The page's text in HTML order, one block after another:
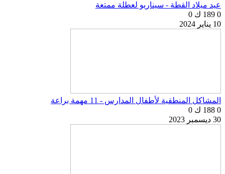
عيد ميلاد القطة - سيناريو لعطلة ممتعة
0 189 ك
0
10 يناير 2024
المشاكل المنطقية لأطفال المدارس - 11 مهمة براعة
0 188 ك
0
30 ديسمبر 2023